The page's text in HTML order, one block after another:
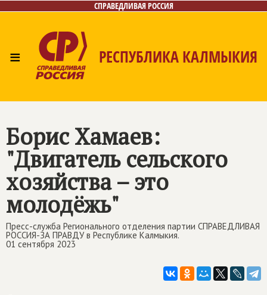
СПРАВЕДЛИВАЯ РОССИЯ
≡ РЕСПУБЛИКА КАЛМЫКИЯ
Борис Хамаев:
"Двигатель сельского
хозяйства – это
молодёжь"
Пресс-служба Регионального отделения партии СПРАВЕДЛИВАЯ
РОССИЯ-ЗА ПРАВДУ в Республике Калмыкия.
01 сентября 2023